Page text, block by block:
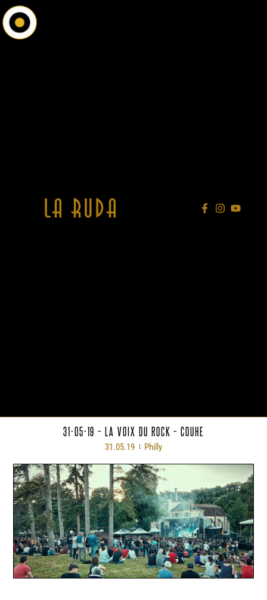
Aller
au
contenu
La Ruda
31-05-19 – LA VOIX DU ROCK – COUHE
31.05.19 Philly